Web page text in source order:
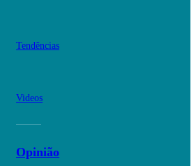
Tendências
Videos
Opinião